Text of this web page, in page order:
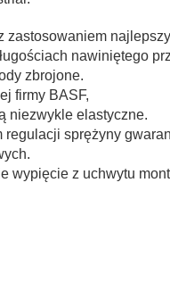
nawiniętego
zbrojone.
firmy BASF,
niezwykle elastyczne.
sprężyny
wypięcie z uchwytu